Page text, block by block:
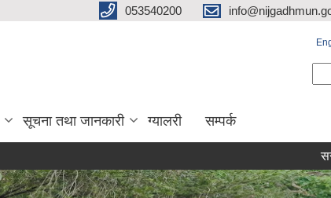
053540200
सूचना तथा जानकारी ग्यालरी सम्पर्क
सरुवा